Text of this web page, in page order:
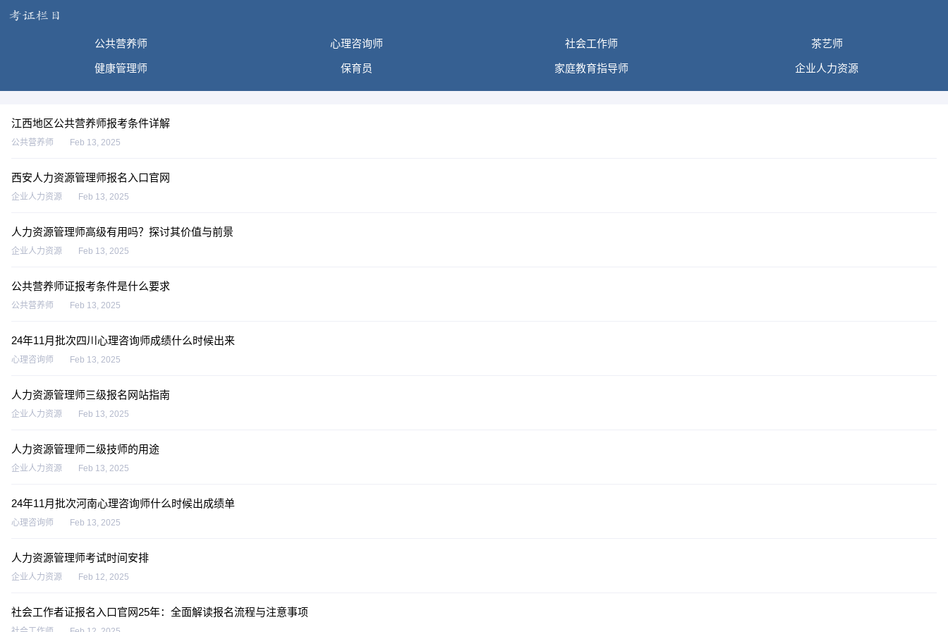
公共营养师 心理咨询师 社会工作师 茶艺师
健康管理师 保育员 家庭教育指导师 企业人力资源
江西地区公共营养师报考条件详解
公共营养师 Feb 13, 2025
西安人力资源管理师报名入口官网
企业人力资源 Feb 13, 2025
人力资源管理师高级有用吗？探讨其价值与前景
企业人力资源 Feb 13, 2025
公共营养师证报考条件是什么要求
公共营养师 Feb 13, 2025
24年11月批次四川心理咨询师成绩什么时候出来
心理咨询师 Feb 13, 2025
人力资源管理师三级报名网站指南
企业人力资源 Feb 13, 2025
人力资源管理师二级技师的用途
企业人力资源 Feb 13, 2025
24年11月批次河南心理咨询师什么时候出成绩单
心理咨询师 Feb 13, 2025
人力资源管理师考试时间安排
企业人力资源 Feb 12, 2025
社会工作者证报名入口官网25年：全面解读报名流程与注意事项